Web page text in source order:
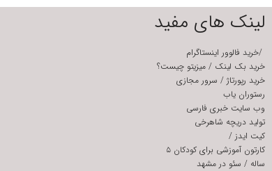
لینک های مفید
/خرید فالوور اینستاگرام
خرید بک لینک / میزیتو چیست؟
خرید رپورتاژ/ سرور مجازی
رستوران یاب
وب سایت خبری فارسی
تولید دریچه شاهرخی
کیت ایدز /
کارتون آموزشی برای کودکان ۵
ساله / سئو در مشهد